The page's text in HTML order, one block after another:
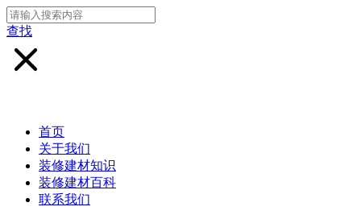
查找
首页
关于我们
装修建材知识
装修建材百科
联系我们